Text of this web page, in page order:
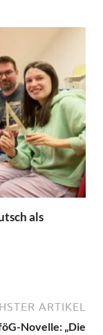
als
ARTIKEL
Novelle: „Die